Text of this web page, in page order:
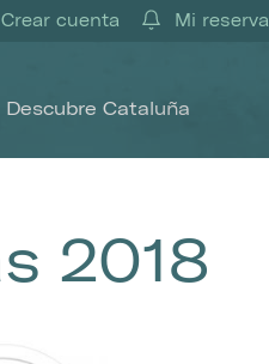
Crear cuenta Mi reserva
Descubre Cataluña
2018